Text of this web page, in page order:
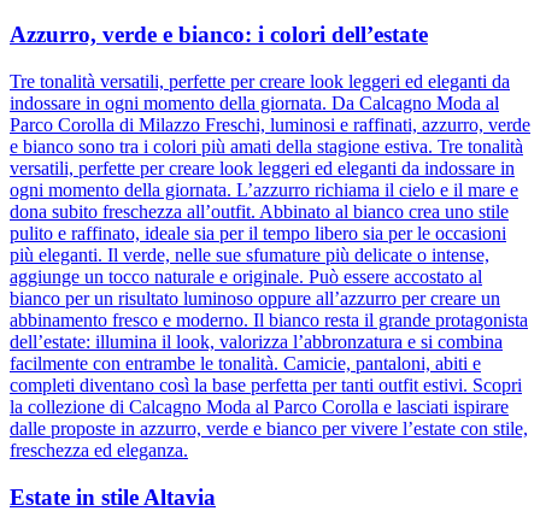
Azzurro, verde e bianco: i colori dell’estate
Tre tonalità versatili, perfette per creare look leggeri ed eleganti da
indossare in ogni momento della giornata. Da Calcagno Moda al
Parco Corolla di Milazzo Freschi, luminosi e raffinati, azzurro, verde
e bianco sono tra i colori più amati della stagione estiva. Tre tonalità
versatili, perfette per creare look leggeri ed eleganti da indossare in
ogni momento della giornata. L’azzurro richiama il cielo e il mare e
dona subito freschezza all’outfit. Abbinato al bianco crea uno stile
pulito e raffinato, ideale sia per il tempo libero sia per le occasioni
più eleganti. Il verde, nelle sue sfumature più delicate o intense,
aggiunge un tocco naturale e originale. Può essere accostato al
bianco per un risultato luminoso oppure all’azzurro per creare un
abbinamento fresco e moderno. Il bianco resta il grande protagonista
dell’estate: illumina il look, valorizza l’abbronzatura e si combina
facilmente con entrambe le tonalità. Camicie, pantaloni, abiti e
completi diventano così la base perfetta per tanti outfit estivi. Scopri
la collezione di Calcagno Moda al Parco Corolla e lasciati ispirare
dalle proposte in azzurro, verde e bianco per vivere l’estate con stile,
freschezza ed eleganza.
Estate in stile Altavia